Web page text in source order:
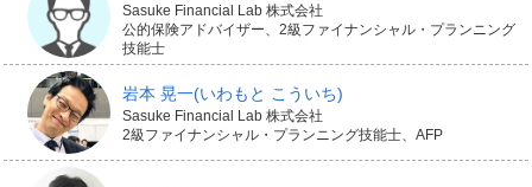
Sasuke Financial Lab 株式会社
公的保険アドバイザー、2級ファイナンシャル・プランニング
技能士
岩本 晃一(いわもと こういち)
Sasuke Financial Lab 株式会社
2級ファイナンシャル・プランニング技能士、AFP